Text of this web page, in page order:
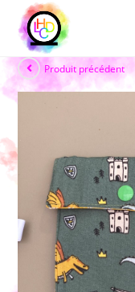
Produit précédent